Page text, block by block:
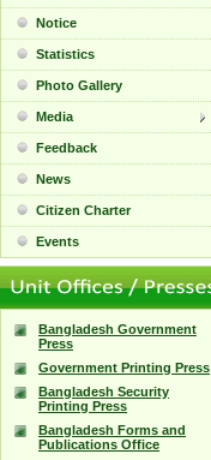
Notice
Statistics
Photo Gallery
Media
Feedback
News
Citizen Charter
Events
Bangladesh Government
Press
Government Printing Press
Bangladesh Security
Printing Press
Bangladesh Forms and
Publications Office